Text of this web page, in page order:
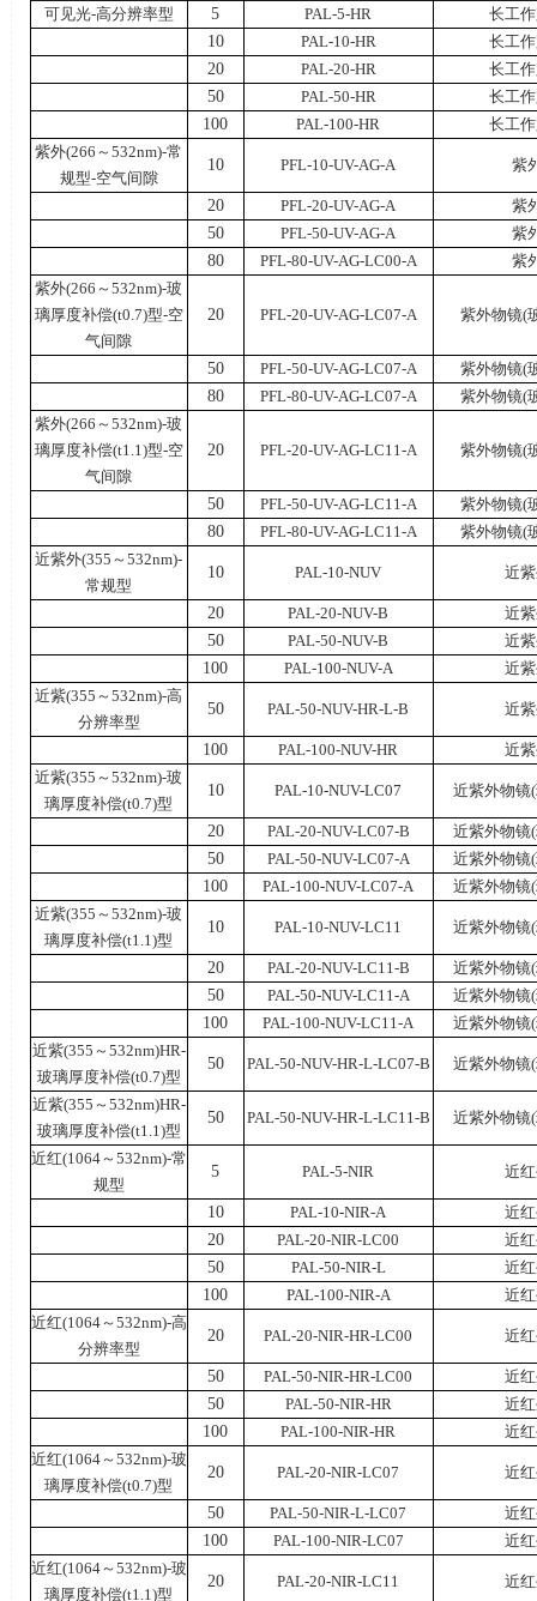
可见光-高分辨率型 5 PAL-5-HR
长工
10
PAL-10-HR
长工
20
PAL-20-HR
长工
50
PAL-50-HR
长工
100
PAL-100-HR
长工
紫外(266 ～532nm)-常
规型-空气间隙
10 PFL-10-UV-AG-A 紫
20 PFL-20-UV-AG-A
紫
50
PFL-50-UV-AG-A
紫
80
PFL-80-UV-AG-LC00-A
紫
紫外(266 ～532nm)-玻
璃厚度补偿(t0.7)型-空
气间隙
20 PFL-20-UV-AG-LC07-A 紫外物镜(
50 PFL-50-UV-AG-LC07-A 紫外物镜(
80
PFL-80-UV-AG-LC07-A 紫外物镜(
紫外(266 ～532nm)-玻
璃厚度补偿(t1.1)型-空
气间隙
20 PFL-20-UV-AG-LC11-A 紫外物镜(
50 PFL-50-UV-AG-LC11-A 紫外物镜(
80
PFL-80-UV-AG-LC11-A 紫外物镜(
近紫外(355 ～532nm)-
常规型
10 PAL-10-NUV 近
20 PAL-20-NUV-B
近
50
PAL-50-NUV-B
近
100
PAL-100-NUV-A
近
近紫(355 ～532nm)-高
分辨率型
50 PAL-50-NUV-HR-L-B 近
100 PAL-100-NUV-HR
近
近紫(355 ～532nm)-玻
璃厚度补偿(t0.7)型
10 PAL-10-NUV-LC07 近紫外物镜(
20 PAL-20-NUV-LC07-B 近紫外物镜(
50
PAL-50-NUV-LC07-A 近紫外物镜(
100
PAL-100-NUV-LC07-A 近紫外物镜(
近紫(355 ～532nm)-玻
璃厚度补偿(t1.1)型
10 PAL-10-NUV-LC11 近紫外物镜(
20 PAL-20-NUV-LC11-B 近紫外物镜(
50
PAL-50-NUV-LC11-A 近紫外物镜(
100
PAL-100-NUV-LC11-A 近紫外物镜(
近紫(355 ～ 532nm)HR-
玻璃厚度补偿(t0.7)型
50 PAL-50-NUV-HR-L-LC07-B 近紫外物镜(
近紫(355 ～ 532nm)HR-
玻璃厚度补偿(t1.1)型
50 PAL-50-NUV-HR-L-LC11-B 近紫外物镜(
近红(1064～ 532nm)-常
规型
5 PAL-5-NIR 近
10 PAL-10-NIR-A
近
20
PAL-20-NIR-LC00
近
50
PAL-50-NIR-L
近
100
PAL-100-NIR-A
近
近红(1064～ 532nm)-高
分辨率型
20 PAL-20-NIR-HR-LC00 近
50 PAL-50-NIR-HR-LC00
近
50
PAL-50-NIR-HR
近
100
PAL-100-NIR-HR
近
近红(1064～ 532nm)-玻
璃厚度补偿(t0.7)型
20 PAL-20-NIR-LC07 近
50 PAL-50-NIR-L-LC07
近
100
PAL-100-NIR-LC07
近
近红(1064～ 532nm)-玻
璃厚度补偿(t1.1)型
20 PAL-20-NIR-LC11 近